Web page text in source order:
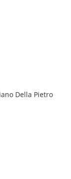
Della Pietro